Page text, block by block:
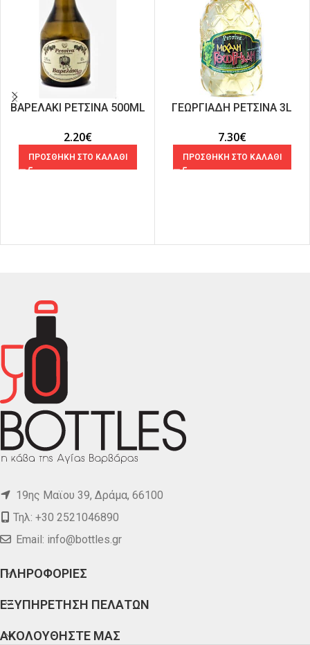
ΒΑΡΕΛΑΚΙ ΡΕΤΣΙΝΑ 500ML
2.20€
ΠΡΟΣΘΗΚΗ ΣΤΟ ΚΑΛΑΘΙ
ΓΕΩΡΓΙΑΔΗ ΡΕΤΣΙΝΑ 3L
7.30€
ΠΡΟΣΘΗΚΗ ΣΤΟ ΚΑΛΑΘΙ
19ης Μαϊου 39, Δράμα, 66100
Τηλ: +30 2521046890
Email: info@bottles.gr
ΠΛΗΡΟΦΟΡΙΕΣ
ΕΞΥΠΗΡΕΤΗΣΗ ΠΕΛΑΤΩΝ
ΑΚΟΛΟΥΘΗΣΤΕ ΜΑΣ